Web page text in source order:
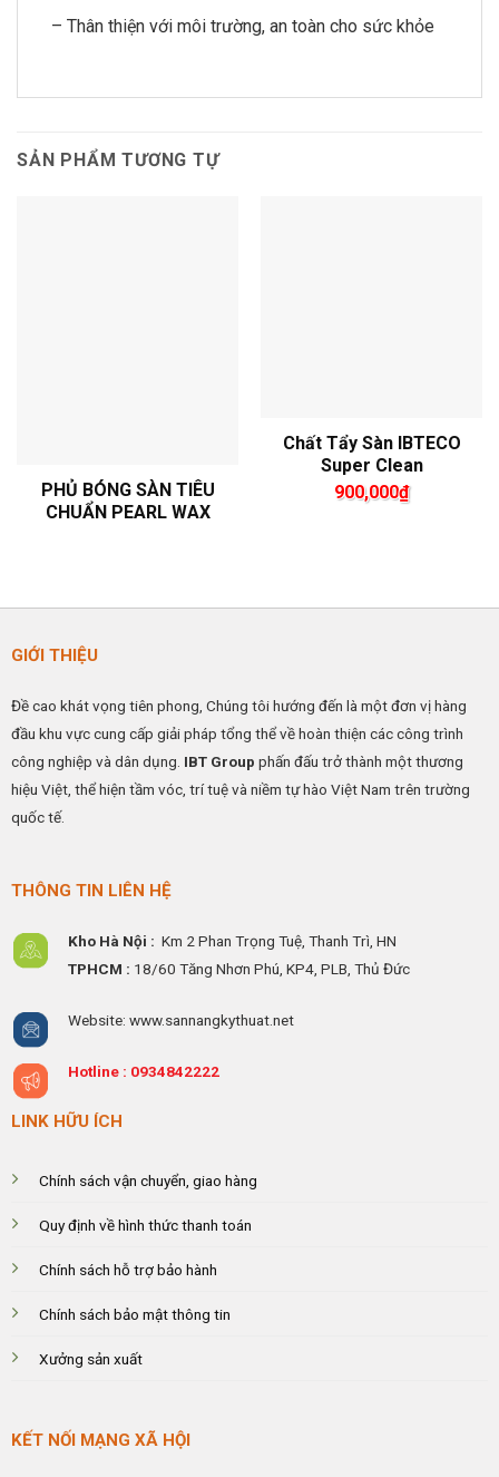
– Thân thiện với môi trường, an toàn cho sức khỏe
SẢN PHẨM TƯƠNG TỰ
PHỦ BÓNG SÀN TIÊU
CHUẨN PEARL WAX
Chất Tẩy Sàn IBTECO
Super Clean
900,000₫
GIỚI THIỆU
Đề cao khát vọng tiên phong, Chúng tôi hướng đến là một đơn vị hàng
đầu khu vực cung cấp giải pháp tổng thể về hoàn thiện các công trình
công nghiệp và dân dụng. IBT Group phấn đấu trở thành một thương
hiệu Việt, thể hiện tầm vóc, trí tuệ và niềm tự hào Việt Nam trên trường
quốc tế.
THÔNG TIN LIÊN HỆ
Kho Hà Nội : Km 2 Phan Trọng Tuệ, Thanh Trì, HN
TPHCM : 18/60 Tăng Nhơn Phú, KP4, PLB, Thủ Đức
Website: www.sannangkythuat.net
Hotline : 0934842222
LINK HỮU ÍCH
Chính sách vận chuyển, giao hàng
Quy định về hình thức thanh toán
Chính sách hỗ trợ bảo hành
Chính sách bảo mật thông tin
Xưởng sản xuất
KẾT NỐI MẠNG XÃ HỘI